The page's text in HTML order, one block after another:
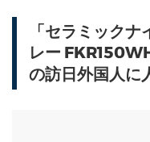
「セラミック
レー
の訪日外国人に